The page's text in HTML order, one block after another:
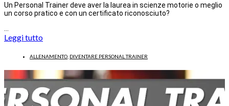
Un Personal Trainer deve aver la laurea in scienze motorie o meglio
un corso pratico e con un certificato riconosciuto?
Leggi tutto
ALLENAMENTO DIVENTARE PERSONAL TRAINER